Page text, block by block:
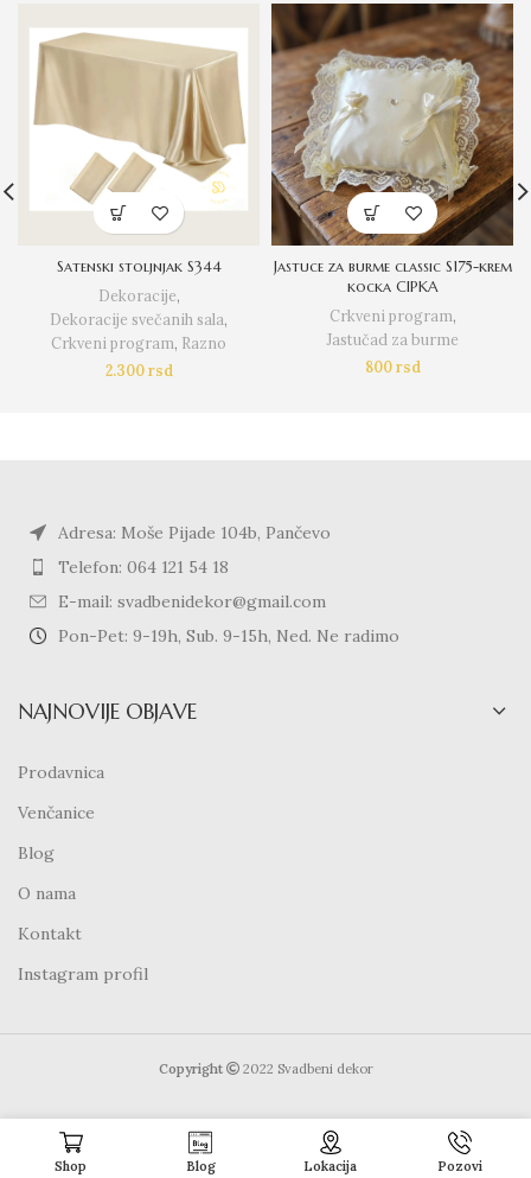
Satenski stoljnjak S344
Dekoracije,
Dekoracije svečanih sala,
Crkveni program, Razno
2.300rsd
Jastuce za burme classic S175-krem
kocka CIPKA
Crkveni program,
Jastučad za burme
800rsd
Adresa: Moše Pijade 104b, Pančevo
Telefon: 064 121 54 18
E-mail: svadbenidekor@gmail.com
Pon-Pet: 9-19h, Sub. 9-15h, Ned. Ne radimo
NAJNOVIJE OBJAVE
Prodavnica
Venčanice
Blog
O nama
Kontakt
Instagram profil
Copyright 2022 Svadbeni dekor
Shop Blog Lokacija Pozovi